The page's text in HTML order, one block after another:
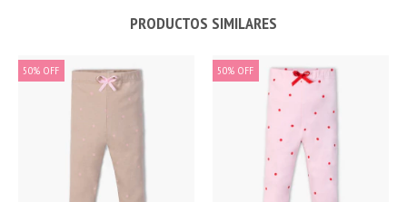
PRODUCTOS SIMILARES
50% OFF 50% OFF